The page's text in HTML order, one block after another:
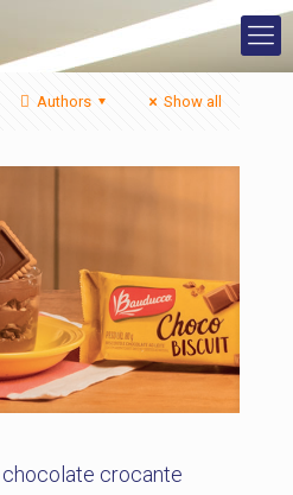
Authors Show all
chocolate crocante